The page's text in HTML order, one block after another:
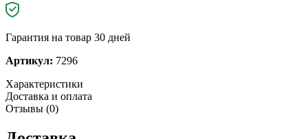
Гарантия на товар 30 дней
Артикул: 7296
Характеристики
Доставка и оплата
Отзывы (0)